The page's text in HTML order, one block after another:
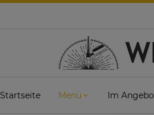
Startseite Menü Im